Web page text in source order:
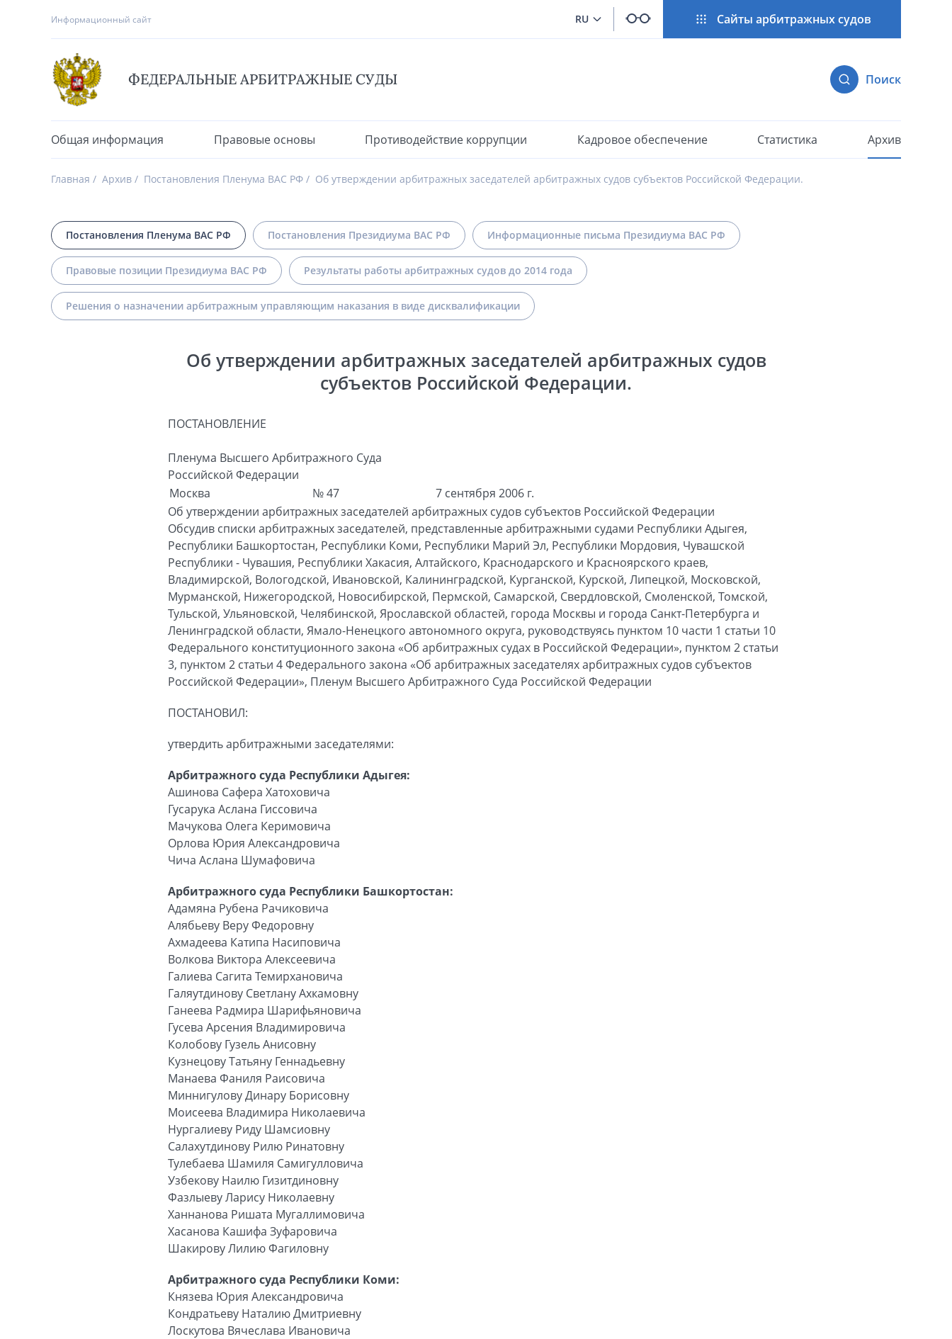
Информационный сайт RU Сайты арбитражных судов
ФЕДЕРАЛЬНЫЕ АРБИТРАЖНЫЕ СУДЫ Поиск
Общая информация Правовые основы Противодействие коррупции Кадровое обеспечение Статистика Архив
Главная Архив Постановления Пленума ВАС РФ Об утверждении арбитражных заседателей арбитражных судов субъектов Российской Федерации.
Постановления Пленума ВАС РФ Постановления Президиума ВАС РФ Информационные письма Президиума ВАС РФ
Правовые позиции Президиума ВАС РФ Результаты работы арбитражных судов до 2014 года
Решения о назначении арбитражным управляющим наказания в виде дисквалификации
Об утверждении арбитражных заседателей арбитражных судов
субъектов Российской Федерации.
ПОСТАНОВЛЕНИЕ
Пленума Высшего Арбитражного Суда
Российской Федерации
Москва
№ 47
7 сентября 2006 г.
Об утверждении арбитражных заседателей арбитражных судов субъектов Российской Федерации
Обсудив списки арбитражных заседателей, представленные арбитражными судами Республики Адыгея,
Республики Башкортостан, Республики Коми, Республики Марий Эл, Республики Мордовия, Чувашской
Республики - Чувашия, Республики Хакасия, Алтайского, Краснодарского и Красноярского краев,
Владимирской, Вологодской, Ивановской, Калининградской, Курганской, Курской, Липецкой, Московской,
Мурманской, Нижегородской, Новосибирской, Пермской, Самарской, Свердловской, Смоленской, Томской,
Тульской, Ульяновской, Челябинской, Ярославской областей, города Москвы и города Санкт-Петербурга и
Ленинградской области, Ямало-Ненецкого автономного округа, руководствуясь пунктом 10 части 1 статьи 10
Федерального конституционного закона «Об арбитражных судах в Российской Федерации», пунктом 2 статьи
3, пунктом 2 статьи 4 Федерального закона «Об арбитражных заседателях арбитражных судов субъектов
Российской Федерации», Пленум Высшего Арбитражного Суда Российской Федерации
ПОСТАНОВИЛ:
утвердить арбитражными заседателями:
Арбитражного суда Республики Адыгея:
Ашинова Сафера Хатоховича
Гусарука Аслана Гиссовича
Мачукова Олега Керимовича
Орлова Юрия Александровича
Чича Аслана Шумафовича
Арбитражного суда Республики Башкортостан:
Адамяна Рубена Рачиковича
Алябьеву Веру Федоровну
Ахмадеева Катипа Насиповича
Волкова Виктора Алексеевича
Галиева Сагита Темирхановича
Галяутдинову Светлану Ахкамовну
Ганеева Радмира Шарифьяновича
Гусева Арсения Владимировича
Колобову Гузель Анисовну
Кузнецову Татьяну Геннадьевну
Манаева Фаниля Раисовича
Миннигулову Динару Борисовну
Моисеева Владимира Николаевича
Нургалиеву Риду Шамсиовну
Салахутдинову Рилю Ринатовну
Тулебаева Шамиля Самигулловича
Узбекову Наилю Гизитдиновну
Фазлыеву Ларису Николаевну
Ханнанова Ришата Мугаллимовича
Хасанова Кашифа Зуфаровича
Шакирову Лилию Фагиловну
Арбитражного суда Республики Коми:
Князева Юрия Александровича
Кондратьеву Наталию Дмитриевну
Лоскутова Вячеслава Ивановича